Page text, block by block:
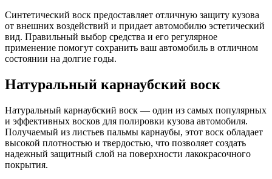
Синтетический воск предоставляет отличную защиту кузова
от внешних воздействий и придает автомобилю эстетический
вид. Правильный выбор средства и его регулярное
применение помогут сохранить ваш автомобиль в отличном
состоянии на долгие годы.
Натуральный карнаубский воск
Натуральный карнаубский воск — один из самых популярных
и эффективных восков для полировки кузова автомобиля.
Получаемый из листьев пальмы карнаубы, этот воск обладает
высокой плотностью и твердостью, что позволяет создать
надежный защитный слой на поверхности лакокрасочного
покрытия.